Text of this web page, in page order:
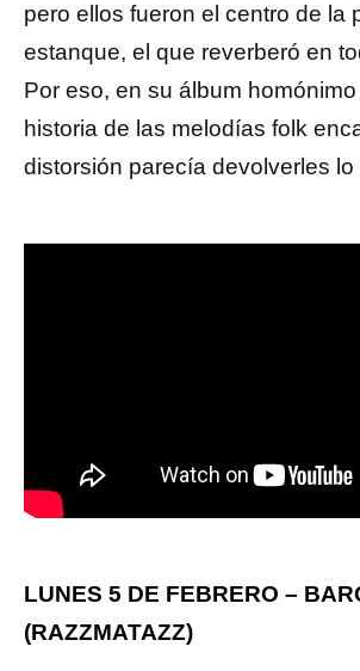
pero ellos fueron el centro de la
estanque, el que reverberó en
Por eso, en su álbum
historia de las melodías folk
distorsión parecía devolverles
LUNES 5 DE FEBRERO –
(RAZZMATAZZ)